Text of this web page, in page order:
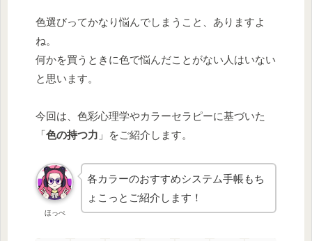
色選びってかなり悩んでしまうこと、ありますよ
ね。
何かを買うときに色で悩んだことがない人はいない
と思います。
今回は、色彩心理学やカラーセラピーに基づいた
「色の持つ力 」をご紹介します。
ほっぺ
各カラーのおすすめシステム手帳もち
ょこっとご紹介します！